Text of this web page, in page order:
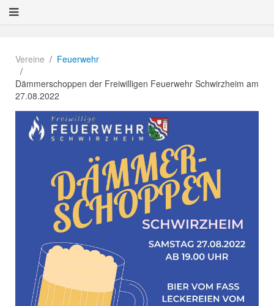
Vereine
Feuerwehr
Dämmerschoppen der Freiwilligen Feuerwehr Schwirzheim am
27.08.2022